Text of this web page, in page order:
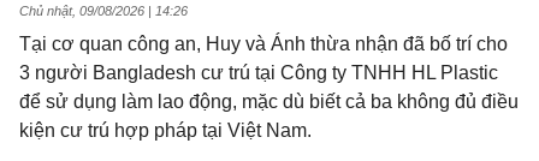
Chủ nhật, 09/08/2026 | 14:26
Tại cơ quan công an, Huy và Ánh thừa nhận đã bố trí cho
3 người Bangladesh cư trú tại Công ty TNHH HL Plastic
để sử dụng làm lao động, mặc dù biết cả ba không đủ điều
kiện cư trú hợp pháp tại Việt Nam.